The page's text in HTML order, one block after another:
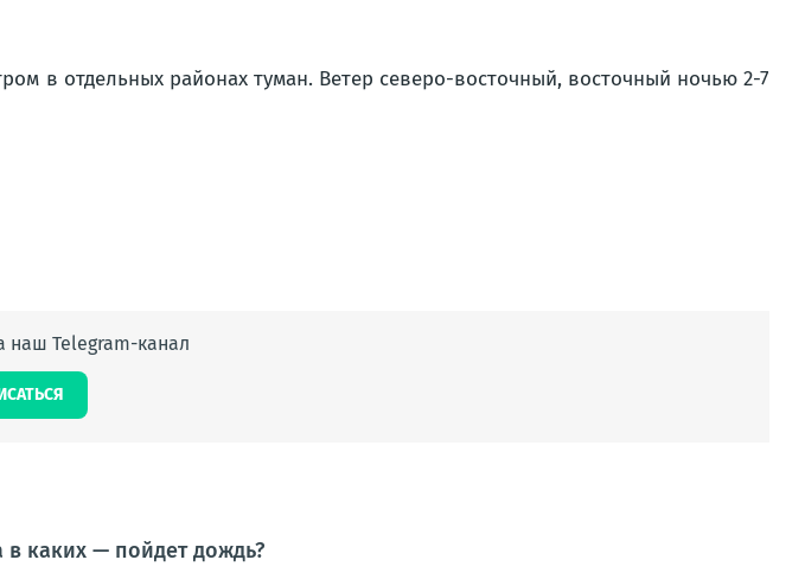
в отдельных районах туман. Ветер северо-восточный, восточный ночью 2-7
наш Telegram-канал
в каких — пойдет дождь?